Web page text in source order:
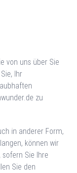
von uns über Sie
Ihr
zu
in anderer Form,
können wir
Sie Ihre
Sie den